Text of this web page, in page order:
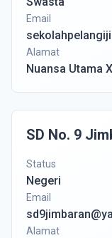
Email
Alamat
Nuansa Utama
SD No. 9
Status
Negeri
Email
Alamat